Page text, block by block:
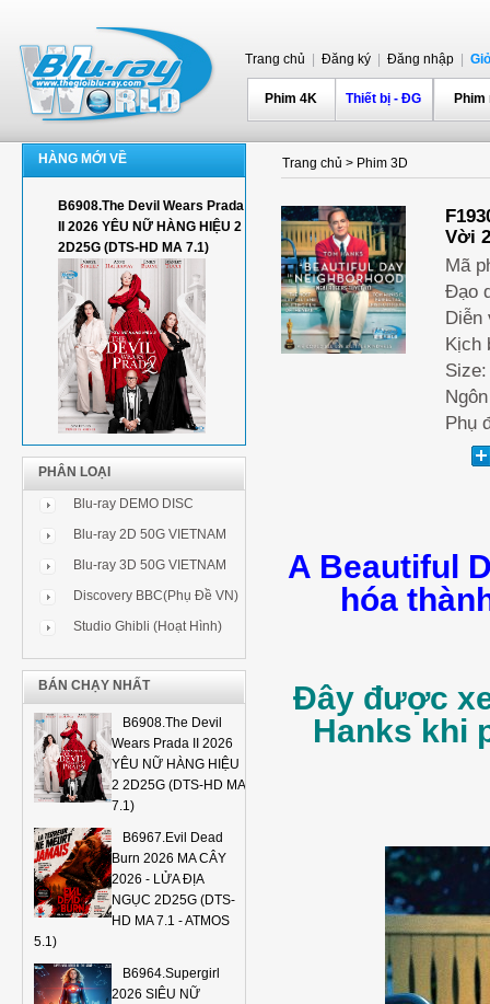
Trang chủ Đăng ký Đăng nhập
Phim 4K Thiết bị - ĐG
HÀNG MỚI VỀ
B6908.The Devil Wears Prada
II 2026 YÊU NỮ HÀNG HIỆU 2
2D25G (DTS-HD MA 7.1)
PHÂN LOẠI
Blu-ray DEMO DISC
Blu-ray 2D 50G VIETNAM
Blu-ray 3D 50G VIETNAM
Discovery BBC(Phụ Đề VN)
Studio Ghibli (Hoạt Hình)
BÁN CHẠY NHẤT
B6908.The Devil
Wears Prada II 2026
YÊU NỮ HÀNG HIỆU
2 2D25G (DTS-HD MA
7.1)
B6967.Evil Dead
Burn 2026 MA CÂY
2026 - LỬA ĐỊA
NGỤC 2D25G (DTS-
HD MA 7.1 - ATMOS
5.1)
B6964.Supergirl
2026 SIÊU NỮ
Trang chủ > Phim 3D
Vời
Mã
Đạo
Diễn
Kịch
Phụ
A Beautiful
hóa
Đây được
Hanks khi